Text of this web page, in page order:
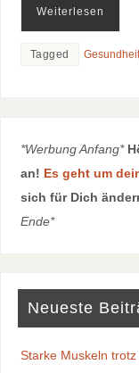
Weiterlesen
Tagged Gesundheit
*Werbung Anfang*
an! Es geht um
sich für Dich
Ende*
Neueste
Starke Muskeln